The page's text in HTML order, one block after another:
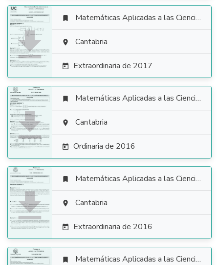

 Matemáticas Aplicadas a las Ciencias Sociales
 Cantabria
 Extraordinaria de 2017

 Matemáticas Aplicadas a las Ciencias Sociales
 Cantabria
 Ordinaria de 2016

 Matemáticas Aplicadas a las Ciencias Sociales
 Cantabria
 Extraordinaria de 2016
 Matemáticas Aplicadas a las Ciencias Sociales